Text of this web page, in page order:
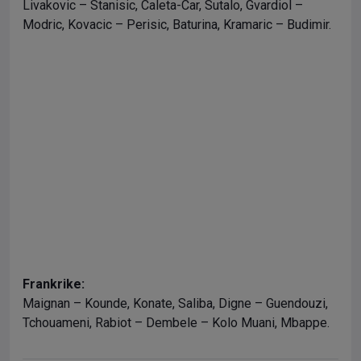
Livakovic – Stanisic, Caleta-Car, Sutalo, Gvardiol –
Modric, Kovacic – Perisic, Baturina, Kramaric – Budimir.
Frankrike:
Maignan – Kounde, Konate, Saliba, Digne – Guendouzi,
Tchouameni, Rabiot – Dembele – Kolo Muani, Mbappe.